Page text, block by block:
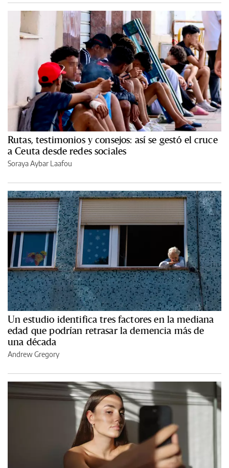
Rutas, testimonios y consejos: así se gestó el cruce
a Ceuta desde redes sociales
Soraya Aybar Laafou
Un estudio identifica tres factores en la mediana
edad que podrían retrasar la demencia más de
una década
Andrew Gregory